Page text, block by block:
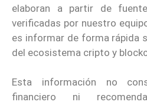
elaboran a partir de
verificadas por nuestro
es informar de forma rápida
del ecosistema cripto y
Esta información no
financiero ni